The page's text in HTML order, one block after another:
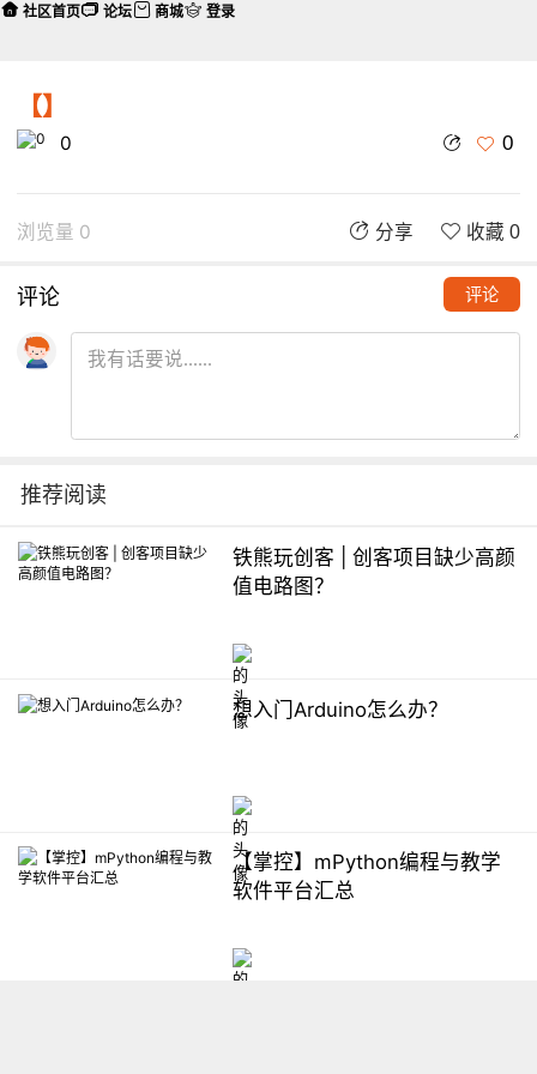
【】
0 0
浏览量 0 分享 收藏 0
评论 评论
推荐阅读
铁熊玩创客 | 创客项目缺少高颜
值电路图？
想入门Arduino怎么办？
【掌控】mPython编程与教学
软件平台汇总
社区首页 论坛 商城 登录